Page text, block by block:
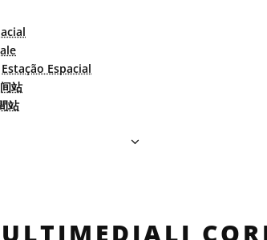
Estação Espacial
站
站